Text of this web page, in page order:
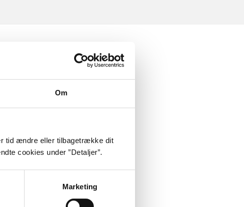
Om
tid ændre eller tilbagetrække dit
cookies under ”Detaljer”.
Marketing